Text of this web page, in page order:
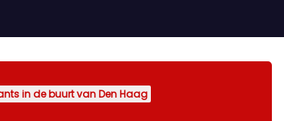
in de buurt van Den Haag